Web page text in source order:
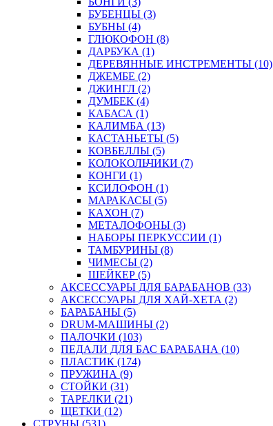
БУБЕНЦЫ (3)
БУБНЫ (4)
ГЛЮКОФОН (8)
ДАРБУКА (1)
ДЕРЕВЯННЫЕ ИНСТРЕМЕНТЫ (10)
ДЖЕМБЕ (2)
ДЖИНГЛ (2)
ДУМБЕК (4)
КАБАСА (1)
КАЛИМБА (13)
КАСТАНЬЕТЫ (5)
КОВБЕЛЛЫ (5)
КОЛОКОЛЬЧИКИ (7)
КОНГИ (1)
КСИЛОФОН (1)
МАРАКАСЫ (5)
КАХОН (7)
МЕТАЛОФОНЫ (3)
НАБОРЫ ПЕРКУССИИ (1)
ТАМБУРИНЫ (8)
ЧИМЕСЫ (2)
ШЕЙКЕР (5)
АКСЕССУАРЫ ДЛЯ БАРАБАНОВ (33)
АКСЕССУАРЫ ДЛЯ ХАЙ-ХЕТА (2)
БАРАБАНЫ (5)
DRUM-МАШИНЫ (2)
ПАЛОЧКИ (103)
ПЕДАЛИ ДЛЯ БАС БАРАБАНА (10)
ПЛАСТИК (174)
ПРУЖИНА (9)
СТОЙКИ (31)
ТАРЕЛКИ (21)
ЩЕТКИ (12)
СТРУНЫ (531)